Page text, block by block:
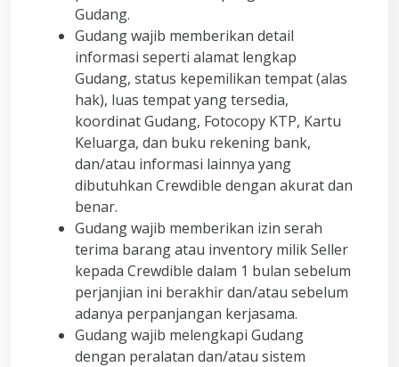
Gudang.
Gudang wajib memberikan detail
informasi seperti alamat lengkap
Gudang, status kepemilikan tempat (alas
hak), luas tempat yang tersedia,
koordinat Gudang, Fotocopy KTP, Kartu
Keluarga, dan buku rekening bank,
dan/atau informasi lainnya yang
dibutuhkan Crewdible dengan akurat dan
benar.
Gudang wajib memberikan izin serah
terima barang atau inventory milik Seller
kepada Crewdible dalam 1 bulan sebelum
perjanjian ini berakhir dan/atau sebelum
adanya perpanjangan kerjasama.
Gudang wajib melengkapi Gudang
dengan peralatan dan/atau sistem